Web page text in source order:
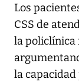
Los
CSS de
la policlínica
la